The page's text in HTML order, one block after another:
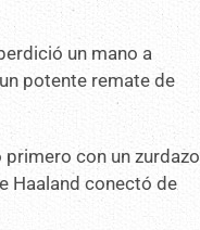
un mano a
potente remate de
con un zurdazo
Haaland conectó de